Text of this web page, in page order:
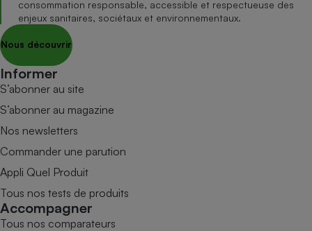
consommation responsable, accessible et respectueuse des
enjeux sanitaires, sociétaux et environnementaux.
Nous découvrir
Informer
S’abonner au site
S’abonner au magazine
Nos newsletters
Commander une parution
Appli Quel Produit
Tous nos tests de produits
Accompagner
Tous nos comparateurs